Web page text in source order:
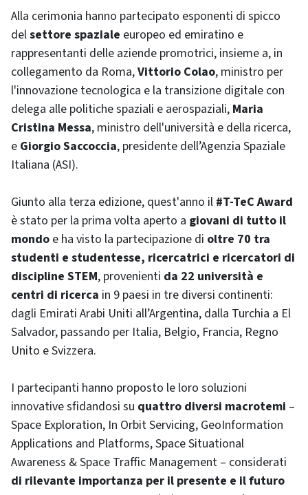
Alla cerimonia hanno partecipato esponenti di spicco
delsettore spaziale europeo ed emiratino e
rappresentanti delle aziende promotrici, insieme a, in
collegamento da Roma,Vittorio Colao, ministro per
l'innovazione tecnologica e la transizione digitale con
delega alle politiche spaziali e aerospaziali, Maria
Cristina Messa, ministro dell'università e della ricerca,
e Giorgio Saccoccia, presidente dell’Agenzia Spaziale
Italiana (ASI).
Giunto alla terza edizione, quest'anno il #T-TeC Award
è stato per la prima volta aperto a giovani di tutto il
mondo e ha visto la partecipazione di oltre 70 tra
studenti e studentesse, ricercatrici e ricercatori di
discipline STEM, provenienti da 22 università e
centri di ricerca in 9 paesi in tre diversi continenti:
dagli Emirati Arabi Uniti all’Argentina, dalla Turchia a El
Salvador, passando per Italia, Belgio, Francia, Regno
Unito e Svizzera.
I partecipanti hanno proposto le loro soluzioni
innovative sfidandosi su quattro diversi macrotemi –
Space Exploration, In Orbit Servicing, GeoInformation
Applications and Platforms, Space Situational
Awareness & Space Traffic Management – considerati
di rilevante importanza per il presente e il futuro